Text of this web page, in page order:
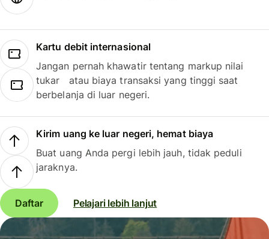
Kartu debit internasional
Jangan pernah khawatir tentang markup nilai
tukar atau biaya transaksi yang tinggi saat
berbelanja di luar negeri.
Kirim uang ke luar negeri, hemat biaya
Buat uang Anda pergi lebih jauh, tidak peduli
jaraknya.
Daftar Pelajari lebih lanjut